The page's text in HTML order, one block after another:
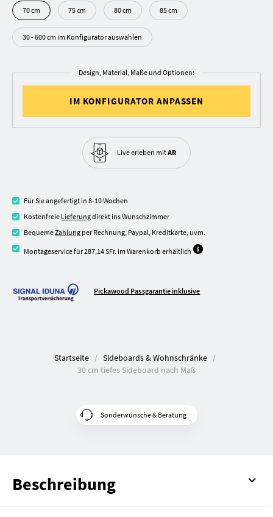
70 cm 75 cm 80 cm 85 cm
30 - 600 cm im Konfigurator auswählen
Design, Material, Maße und Optionen:
IM KONFIGURATOR ANPASSEN
Live erleben mitAR
Für Sie angefertigt in 8-10 Wochen
Kostenfreie Lieferungdirekt ins Wunschzimmer
BequemeZahlung per Rechnung, Paypal, Kreditkarte, uvm.
Montageservice für 287,14 SFr. im Warenkorb erhältlich
Pickawood Passgarantie inklusive
Startseite
Sideboards & Wohnschränke
30 cm tiefes Sideboard nach Maß
Sonderwünsche & Beratung
Beschreibung